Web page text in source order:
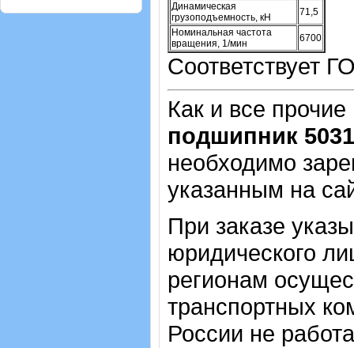
Динамическая
грузоподъемность, кН
71,5
Номинальная частота
вращения, 1/мин
6700
Соответствует
Как и все
подшипник
необходимо
указанным на
При заказе
юридического
регионам
транспортных
России не